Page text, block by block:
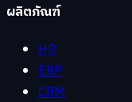
ผลิตภัณฑ์
HR
ERP
CRM